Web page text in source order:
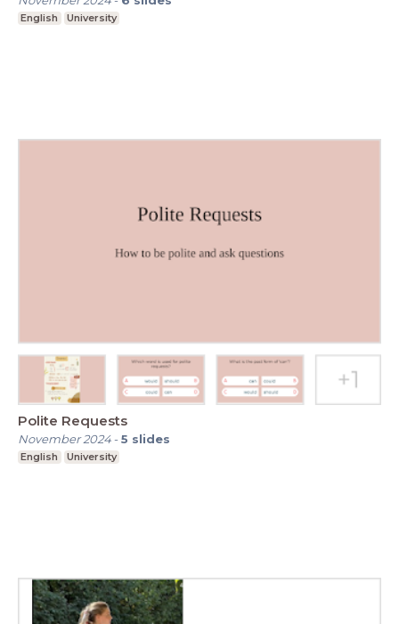
English University
Polite Requests
November 2024-5 slides
English University